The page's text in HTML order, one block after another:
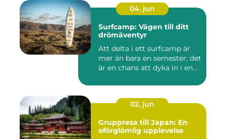
04. jun
Surfcamp: Vägen till ditt
drömäventyr
Att delta i ett surfcamp är
mer än bara en semester; det
är en chans att dyka in i en...
02. jun
Gruppresa till Japan: En
oförglömlig upplevelse